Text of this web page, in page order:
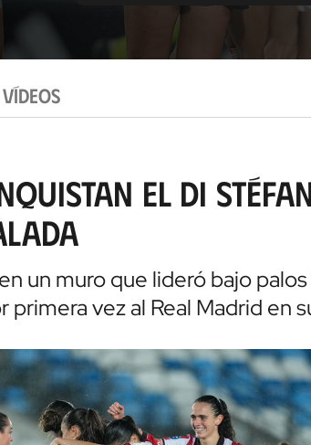
VÍDEOS
el Di
un muro que lideró bajo
primera vez al Real Madrid en